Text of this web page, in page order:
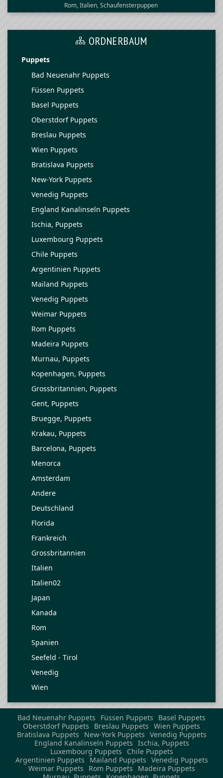
Rom, Italien, Schaufensterpuppen
ORDNERBAUM
Puppets
Bad Neuenahr Puppets
Füssen Puppets
Basel Puppets
Oberstdorf Puppets
Breslau Puppets
Wien Puppets
Bratislava Puppets
New-York Puppets
Venedig Puppets
England Kanalinseln Puppets
Ischia, Puppets
Luxembourg Puppets
Chile Puppets
Argentinien Puppets
Mailand Puppets
Venedig Puppets
Weimar Puppets
Rom Puppets
Madeira Puppets
Murnau, Puppets
Kopenhagen, Puppets
Grossbritannien, Puppets
Gent, Puppets
Bruegge, Puppets
Krakau, Puppets
Barcelona, Puppets
Menorca
Amsterdam
Andere
Deutschland
Florida
Frankreich
Grossbritannien
Italien
Italien02
Japan
Kanada
Rom
Spanien
Seefeld - Tirol
Venedig
Wien
Bad Neuenahr Puppets Füssen Puppets
Basel Puppets
Oberstdorf Puppets
Breslau Puppets Wien Puppets
Bratislava Puppets
New-York Puppets Venedig Puppets
England Kanalinseln Puppets Ischia, Puppets
Luxembourg Puppets
Chile Puppets
Argentinien Puppets
Mailand Puppets Venedig Puppets
Weimar Puppets
Rom Puppets
Madeira Puppets